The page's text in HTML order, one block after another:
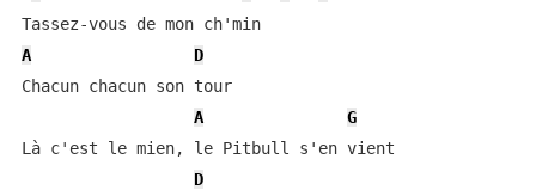
Tassez-vous de mon ch'min
A
D
Chacun chacun son tour
A
G
Là c'est le mien, le Pitbull s'en vient
D